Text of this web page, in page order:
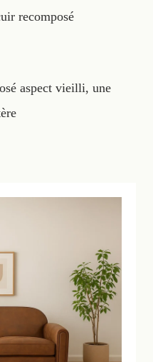
recomposé
aspect vieilli, une